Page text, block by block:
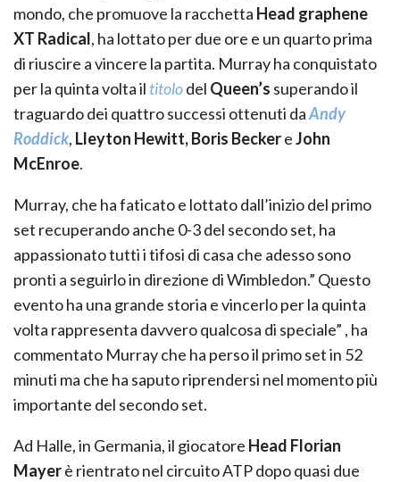
mondo, che promuove la racchetta Head graphene
XT Radical, ha lottato per due ore e un quarto prima
di riuscire a vincere la partita. Murray ha conquistato
per la quinta volta il titolodel Queen’s superando il
traguardo dei quattro successi ottenuti daAndy
Roddick, Lleyton Hewitt, Boris BeckereJohn
McEnroe.
Murray, che ha faticato e lottato dall’inizio del primo
set recuperando anche 0-3 del secondo set, ha
appassionato tutti i tifosi di casa che adesso sono
pronti a seguirlo in direzione di Wimbledon.” Questo
evento ha una grande storia e vincerlo per la quinta
volta rappresenta davvero qualcosa di speciale” , ha
commentato Murray che ha perso il primo set in 52
minuti ma che ha saputo riprendersi nel momento più
importante del secondo set.
Ad Halle, in Germania, il giocatore Head Florian
Mayerè rientrato nel circuito ATP dopo quasi due